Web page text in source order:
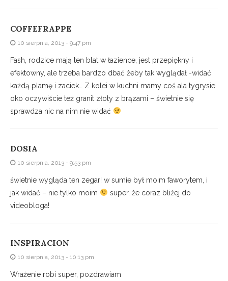
COFFEFRAPPE
10 sierpnia, 2013 - 9:47 pm
Fash, rodzice mają ten blat w łazience, jest przepiękny i
efektowny, ale trzeba bardzo dbać żeby tak wyglądał -widać
każdą plamę i zaciek… Z kolei w kuchni mamy coś ala tygrysie
oko oczywiście też granit złoty z brązami – świetnie się
sprawdza nic na nim nie widać
DOSIA
10 sierpnia, 2013 - 9:53 pm
świetnie wygląda ten zegar! w sumie był moim faworytem, i
jak widać – nie tylko moim
super, że coraz bliżej do
videobloga!
INSPIRACION
10 sierpnia, 2013 - 10:13 pm
Wrażenie robi super, pozdrawiam